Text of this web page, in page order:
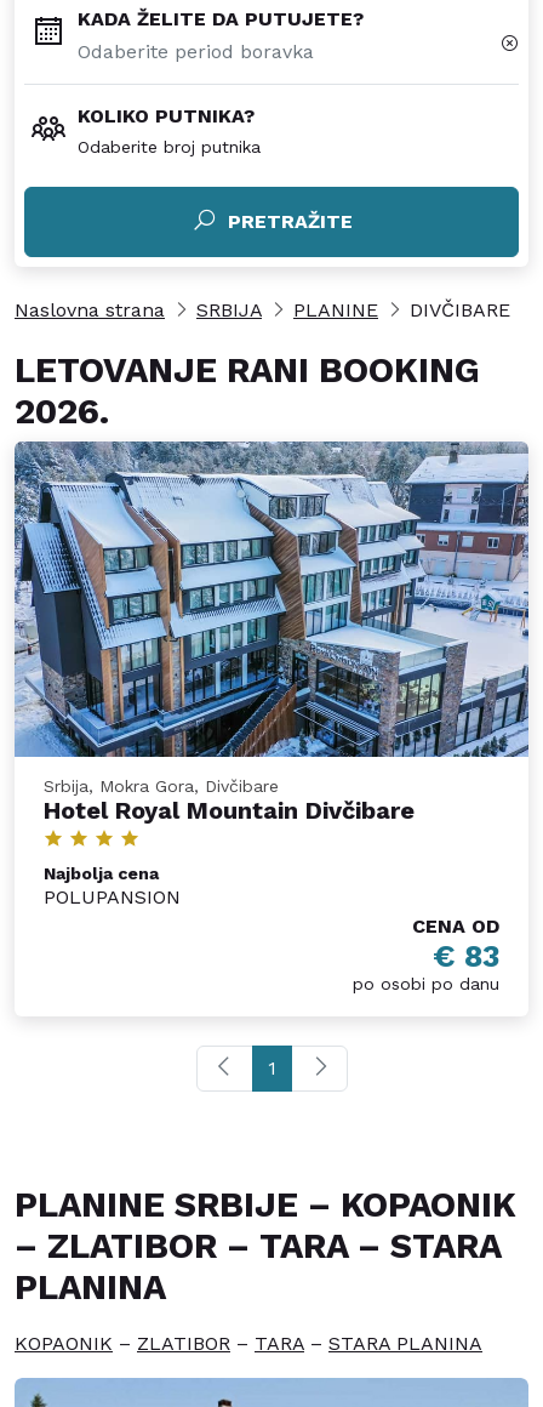
KADA ŽELITE DA PUTUJETE?
KOLIKO PUTNIKA?
Odaberite broj putnika
PRETRAŽITE
Naslovna strana SRBIJA PLANINE DIVČIBARE
LETOVANJE RANI BOOKING
2026.
Srbija, Mokra Gora, Divčibare
Hotel Royal Mountain Divčibare
Najbolja cena
POLUPANSION
CENA OD
€ 83
po osobi po danu
1
PLANINE SRBIJE – KOPAONIK
– ZLATIBOR – TARA – STARA
PLANINA
KOPAONIK – ZLATIBOR – TARA – STARA PLANINA